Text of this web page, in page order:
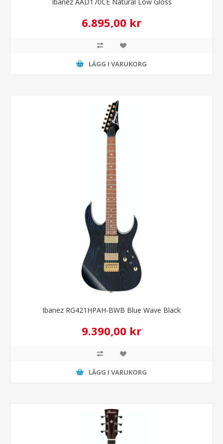
6.895,00 kr
LÄGG I VARUKORG
Ibanez RG421HPAH-BWB Blue Wave Black
9.390,00 kr
LÄGG I VARUKORG